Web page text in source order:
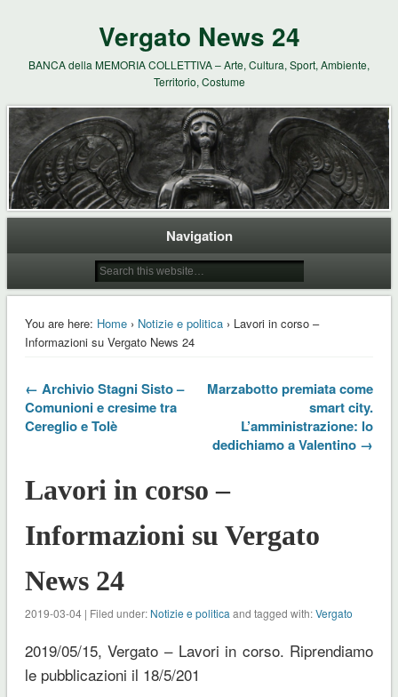
Vergato News 24
BANCA della MEMORIA COLLETTIVA – Arte, Cultura, Sport, Ambiente,
Territorio, Costume
Navigation
You are here: Home› Notizie e politica› Lavori in corso –
Informazioni su Vergato News 24
← Archivio Stagni Sisto –
Comunioni e cresime tra
Cereglio e Tolè
Marzabotto premiata come
smart city.
L’amministrazione: lo
dedichiamo a Valentino →
Lavori in corso –
Informazioni su Vergato
News 24
2019-03-04 | Filed under: Notizie e politica and tagged with:Vergato
2019/05/15, Vergato – Lavori in corso. Riprendiamo
le pubblicazioni il 18/5/201